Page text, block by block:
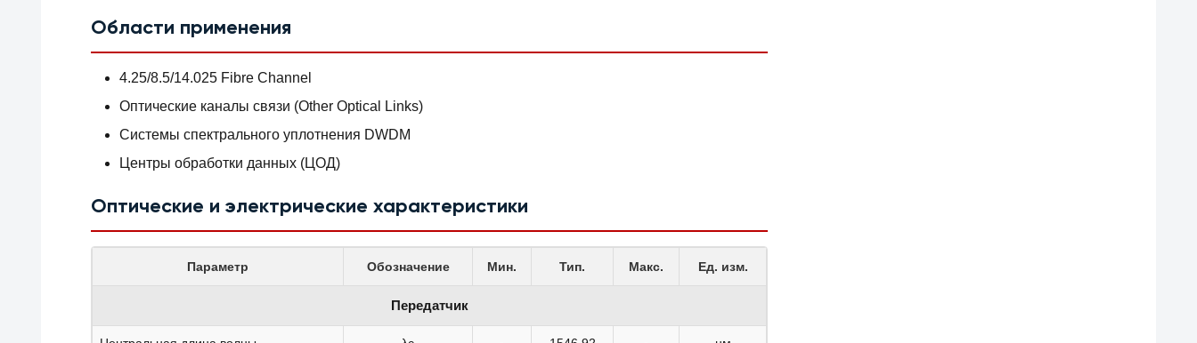
Области применения
4.25/8.5/14.025 Fibre Channel
Оптические каналы связи (Other Optical Links)
Системы спектрального уплотнения DWDM
Центры обработки данных (ЦОД)
Оптические и электрические характеристики
Параметр Обозначение Мин. Тип. Макс. Ед. изм.
Передатчик